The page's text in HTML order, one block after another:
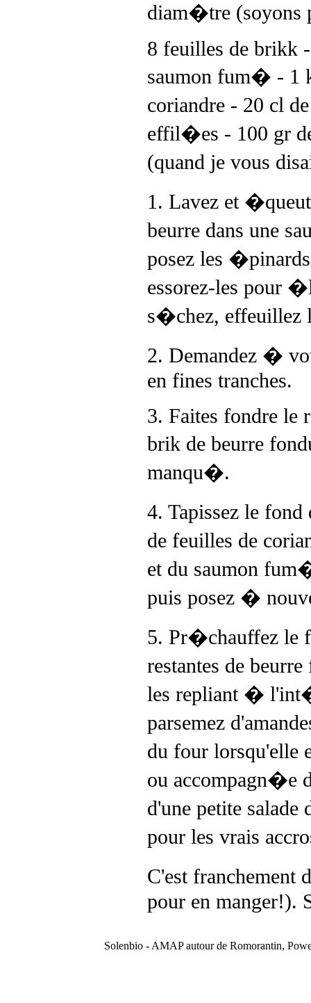
diam�tre
8 feuilles de brikk
saumon fum� - 1
coriandre - 20 cl
effil�es - 100 gr
(quand je vous
1. Lavez et
beurre dans une
posez les
essorez-les pour
s�chez, effeuillez
2. Demandez �
en fines tranches.
3. Faites fondre le
brik de beurre
manqu�.
4. Tapissez le
de feuilles de
et du saumon
puis posez �
5. Pr�chauffez le
restantes de
les repliant �
parsemez
du four lorsqu'elle
ou accompagn�e
d'une petite
pour les vrais
C'est
pour en manger!).
Solenbio - AMAP autour de Romorantin,